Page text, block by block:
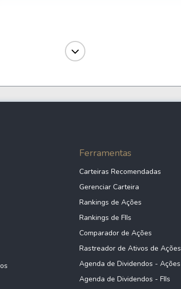
-
Ferramentas
Carteiras Recomendadas
Gerenciar Carteira
Rankings de Ações
Rankings de FIIs
Comparador de Ações
Rastreador de Ativos de Ações
Agenda de Dividendos - Ações
Agenda de Dividendos - FIIs